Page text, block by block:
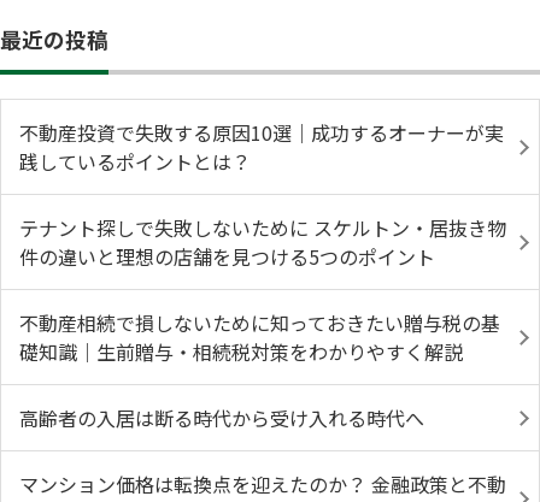
最近の投稿
不動産投資で失敗する原因10選｜成功するオーナーが実
践しているポイントとは？
テナント探しで失敗しないために スケルトン・居抜き物
件の違いと理想の店舗を見つける5つのポイント
不動産相続で損しないために知っておきたい贈与税の基
礎知識｜生前贈与・相続税対策をわかりやすく解説
高齢者の入居は断る時代から受け入れる時代へ
マンション価格は転換点を迎えたのか？ 金融政策と不動